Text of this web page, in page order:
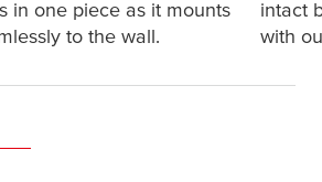
in one piece as it mounts
to the wall.
intact
with